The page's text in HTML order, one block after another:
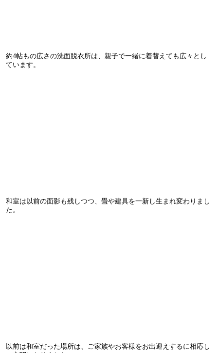
約4帖もの広さの洗面脱衣所は、親子で一緒に着替えても広々とし
ています。
和室は以前の面影も残しつつ、畳や建具を一新し生まれ変わりまし
た。
以前は和室だった場所は、ご家族やお客様をお出迎えするに相応し